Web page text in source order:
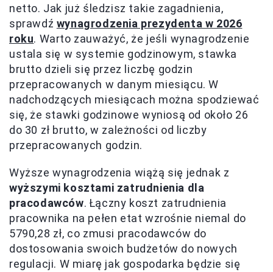
netto. Jak już śledzisz takie zagadnienia,
sprawdź wynagrodzenia prezydenta w 2026
roku. Warto zauważyć, że jeśli wynagrodzenie
ustala się w systemie godzinowym, stawka
brutto dzieli się przez liczbę godzin
przepracowanych w danym miesiącu. W
nadchodzących miesiącach można spodziewać
się, że stawki godzinowe wyniosą od około 26
do 30 zł brutto, w zależności od liczby
przepracowanych godzin.
Wyższe wynagrodzenia wiążą się jednak z
wyższymi kosztami zatrudnienia dla
pracodawców. Łączny koszt zatrudnienia
pracownika na pełen etat wzrośnie niemal do
5790,28 zł, co zmusi pracodawców do
dostosowania swoich budżetów do nowych
regulacji. W miarę jak gospodarka będzie się